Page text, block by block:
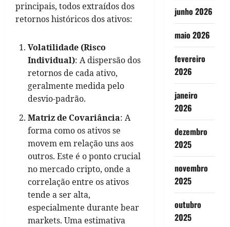
principais, todos extraídos dos
retornos históricos dos ativos:
Volatilidade (Risco
Individual): A dispersão dos
retornos de cada ativo,
geralmente medida pelo
desvio-padrão.
Matriz de Covariância: A
forma como os ativos se
movem em relação uns aos
outros. Este é o ponto crucial
no mercado cripto, onde a
correlação entre os ativos
tende a ser alta,
especialmente durante bear
markets. Uma estimativa
junho 2026
maio 2026
fevereiro
2026
janeiro
2026
dezembro
2025
novembro
2025
outubro
2025